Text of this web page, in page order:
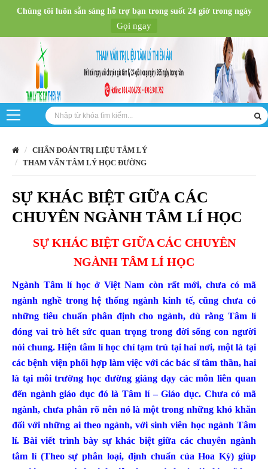
Chúng tôi luôn sẵn sàng hỗ trợ bạn trong suốt 24 giờ trong ngày
Gọi ngay
CHẨN ĐOÁN TRỊ LIỆU TÂM LÝ
THAM VẤN TÂM LÝ HỌC ĐƯỜNG
SỰ KHÁC BIỆT GIỮA CÁC
CHUYÊN NGÀNH TÂM LÍ HỌC
SỰ KHÁC BIỆT GIỮA CÁC CHUYÊN
NGÀNH TÂM LÍ HỌC
Ngành Tâm lí học ở Việt Nam còn rất mới, chưa có mã
ngành nghề trong hệ thống ngành kinh tế, cũng chưa có
những tiêu chuẩn phân định cho ngành, dù rằng Tâm lí
đóng vai trò hết sức quan trọng trong đời sống con người
nói chung. Hiện tâm lí học chỉ tạm trú tại hai nơi, một là tại
các bệnh viện phối hợp làm việc với các bác sĩ tâm thần, hai
là tại môi trường học đường giảng dạy các môn liên quan
đến ngành giáo dục đó là Tâm lí – Giáo dục. Chưa có mã
ngành, chưa phân rõ nên nó là một trong những khó khăn
đối với những ai theo ngành, với sinh viên học ngành Tâm
lí. Bài viết trình bày sự khác biệt giữa các chuyên ngành
tâm lí (Theo sự phân loại, định chuẩn của Hoa Kỳ) giúp